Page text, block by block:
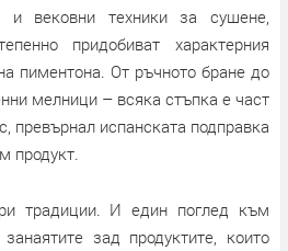
вековни техники за сушене,
придобиват характерния
пиментона. От ръчното бране до
мелници – всяка стъпка е част
превърнал испанската подправка
продукт.
традиции. И един поглед към
зад продуктите, които